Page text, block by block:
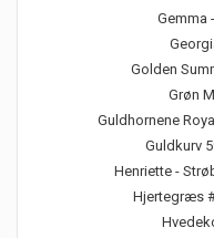
Gemma
Golden
Grøn
Guldhornene
Guldkurv
Henriette -
Hjertegræs